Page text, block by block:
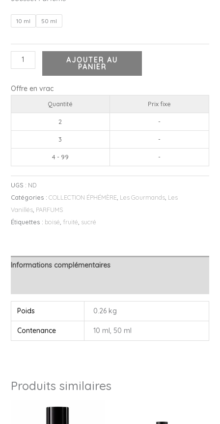
10 ml 50 ml
AJOUTER AU
PANIER
Offre en vrac
Quantité Prix fixe
2 -
3 -
4 - 99 -
UGS : ND
Catégories : COLLECTION ÉPHÉMÈRE, Les Gourmands, Les
Vanillés, PARFUMS
Étiquettes : boisé, fruité, sucré
Informations complémentaires
Poids 0.26 kg
Contenance 10 ml, 50 ml
Produits similaires